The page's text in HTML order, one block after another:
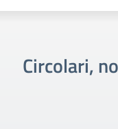
Circolari,